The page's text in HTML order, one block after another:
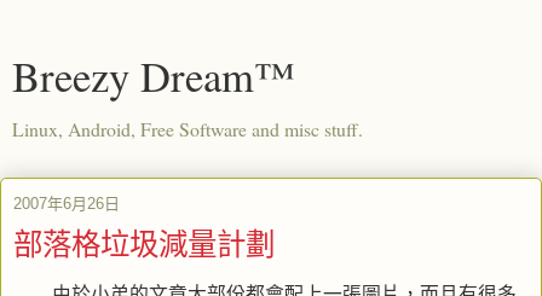
Breezy Dream™
Linux, Android, Free Software and misc stuff.
2007年6月26日
部落格垃圾減量計劃